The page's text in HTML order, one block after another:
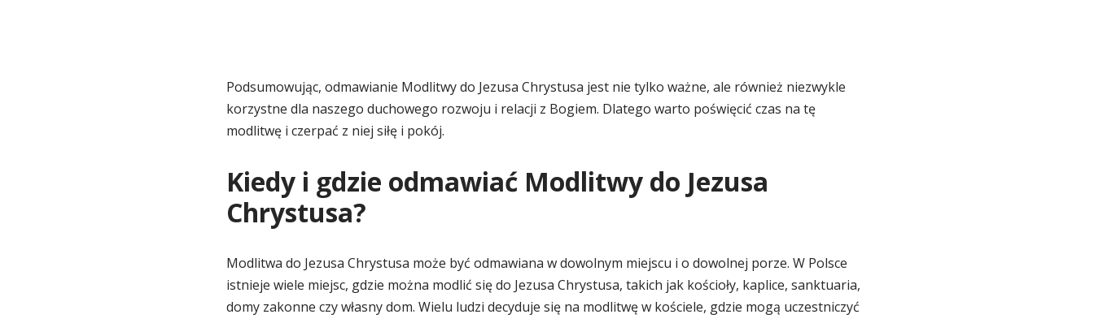
Podsumowując, odmawianie Modlitwy do Jezusa Chrystusa jest nie tylko ważne, ale również niezwykle
korzystne dla naszego duchowego rozwoju i relacji z Bogiem. Dlatego warto poświęcić czas na tę
modlitwę i czerpać z niej siłę i pokój.
Kiedy i gdzie odmawiać Modlitwy do Jezusa
Chrystusa?
Modlitwa do Jezusa Chrystusa może być odmawiana w dowolnym miejscu i o dowolnej porze. W Polsce
istnieje wiele miejsc, gdzie można modlić się do Jezusa Chrystusa, takich jak kościoły, kaplice, sanktuaria,
domy zakonne czy własny dom. Wielu ludzi decyduje się na modlitwę w kościele, gdzie mogą uczestniczyć